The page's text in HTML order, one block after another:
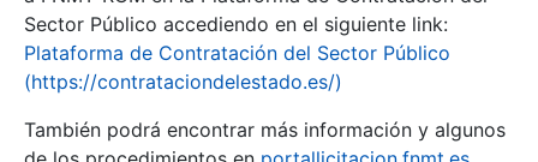
Sector Público accediendo en el siguiente link:
Plataforma de Contratación del Sector Público
(https://contrataciondelestado.es/)
También podrá encontrar más información y algunos